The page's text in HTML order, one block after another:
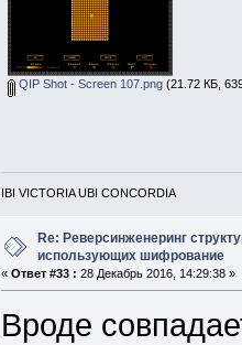
QIP Shot - Screen 107.png(21.72 КБ,
IBI VICTORIA UBI CONCORDIA
Re: Реверсинженеринг
использующих шифрование
«Ответ #33 : 28 Декабрь 2016, 14:29:38 »
Вроде